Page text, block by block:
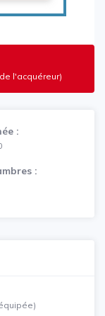
l'acquéreur)
:
: